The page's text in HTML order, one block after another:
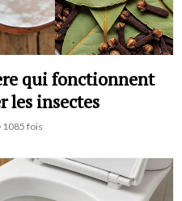
qui fonctionnent
les insectes
1085 fois